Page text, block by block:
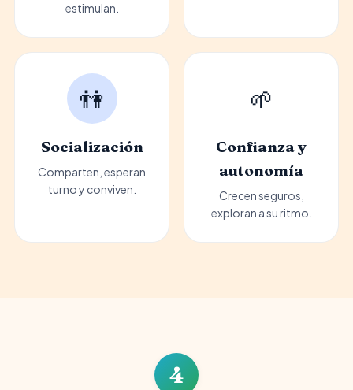
estimulan.
👫
Socialización
Comparten, esperan
turno y conviven.
🌱
Confianza y
autonomía
Crecen seguros,
exploran a su ritmo.
4